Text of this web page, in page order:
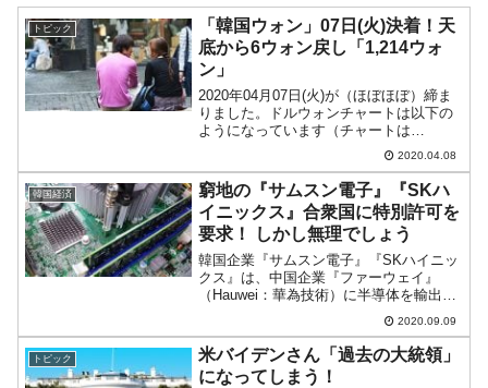
トピック
「韓国ウォン」07日(火)決着！天
底から6ウォン戻し「1,214ウォ
ン」
2020年04月07日(火)が（ほぼほぼ）締ま
りました。ドルウォンチャートは以下の
ようになっています（チャートは
『Investing.com』より引用：以下同）。
ウォン高が進行する長い陰線となりまし
た。07日(火)全体の値動きをローソク足
1...
2020.04.08
韓国経済
窮地の『サムスン電子』『SKハ
イニックス』合衆国に特別許可を
要求！ しかし無理でしょう
韓国企業『サムスン電子』『SKハイニッ
クス』は、中国企業『ファーウェイ』
（Hauwei：華為技術）に半導体を輸出し
稼いできました。しかし、アメリカ合衆
国が『ファーウェイ』を制裁対象とし、
09月15日から制裁措置が発動されます。
「合衆国の技術...
2020.09.09
トピック
米バイデンさん「過去の大統領」
になってしまう！